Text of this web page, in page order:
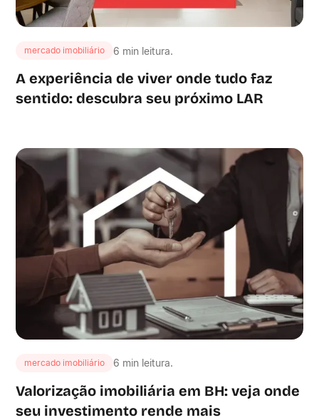
mercado imobiliário 6 min leitura.
A experiência de viver onde tudo faz
sentido: descubra seu próximo LAR
mercado imobiliário 6 min leitura.
Valorização imobiliária em BH: veja onde
seu investimento rende mais